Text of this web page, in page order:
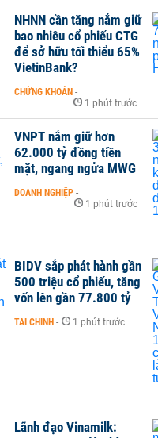
NHNN cần tăng nắm giữ
bao nhiêu cổ phiếu CTG
để sở hữu tối thiểu 65%
VietinBank?
CHỨNG KHOÁN -
1 phút trước
VNPT nắm giữ hơn
62.000 tỷ đồng tiền
mặt, ngang ngửa MWG
DOANH NGHIỆP -
1 phút trước
BIDV sắp phát hành gần
500 triệu cổ phiếu, tăng
vốn lên gần 77.800 tỷ
TÀI CHÍNH - 1 phút trước
Lãnh đạo Vinamilk: